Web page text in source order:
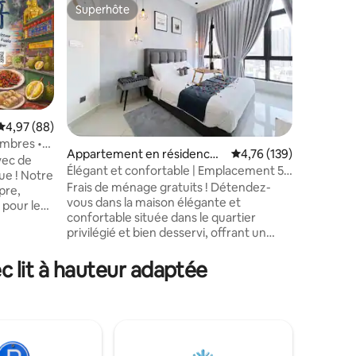
: 4,98 sur 5
appréciés
moyenne sur la base de 88 commentaires : 4,97 sur 5
4,97 (88)
•
de
! Notre
les
:
cuisine
Superhôte
Superhôte
Appartement en résidence ⋅
Kuala Lumpur
Évaluation moyenne
4,76 (139)
Élégant et confortable | Emplacement 5s,
Netflix, piscine + salle de sport 1
Frais de ménage gratuits ! Détendez-
vous dans la maison élégante et
confortable située dans le quartier
privilégié et bien desservi, offrant un
à offrir. Visitez le centre-ville animé
facilement, en voiture ou en sautant sur
lit à hauteur adaptée